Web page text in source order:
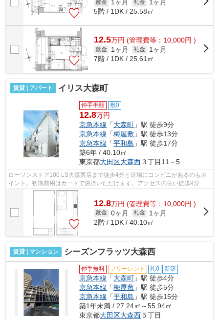
敷金 1ヶ月 礼金
1ヶ月
5階 / 1DK / 25.58㎡
12.5万円 (管理費等：10,000円 )
敷金 1ヶ月 礼金
1ヶ月
7階 / 1DK / 25.61㎡
賃貸 | アパート イリス大森町
仲手半額 敷0
12.8万円
京急本線 「大森町 」駅 徒歩9分
京急本線 「梅屋敷 」駅 徒歩13分
京急本線 「平和島 」駅 徒歩17分
築6年 / 40.10㎡
東京都大田区大森西３丁目11－5
ローソンストア100 LS大森西店まで徒歩4分と近場にコンビニがあるのもポ
イント。初期費用はカードで決済いただけます。アクセスの良い徒歩9分の
物件です。行く先に応じて経路を選べる...
12.8万円 (管理費等：10,000円 )
敷金 0ヶ月 礼金
1ヶ月
2階 / 1DK / 40.10㎡
賃貸 | マンション シーズンフラッツ大森西
仲手無料 フリーレント 礼0 新築
京急本線 「大森町 」駅 徒歩4分
京急本線 「梅屋敷 」駅 徒歩5分
京急本線 「平和島 」駅 徒歩15分
築1年未満 / 27.24㎡～55.94㎡
東京都大田区大森西５丁目